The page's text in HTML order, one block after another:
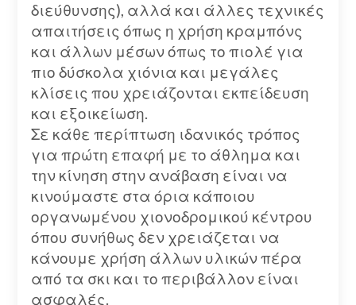
διεύθυνσης), αλλά και άλλες τεχνικές
απαιτήσεις όπως η χρήση κραμπόνς
και άλλων μέσων όπως το πιολέ για
πιο δύσκολα χιόνια και μεγάλες
κλίσεις που χρειάζονται εκπείδευση
και εξοικείωση.
Σε κάθε περίπτωση ιδανικός τρόπος
για πρώτη επαφή με το άθλημα και
την κίνηση στην ανάβαση είναι να
κινούμαστε στα όρια κάποιου
οργανωμένου χιονοδρομικού κέντρου
όπου συνήθως δεν χρειάζεται να
κάνουμε χρήση άλλων υλικών πέρα
από τα σκι και το περιβάλλον είναι
ασφαλές.